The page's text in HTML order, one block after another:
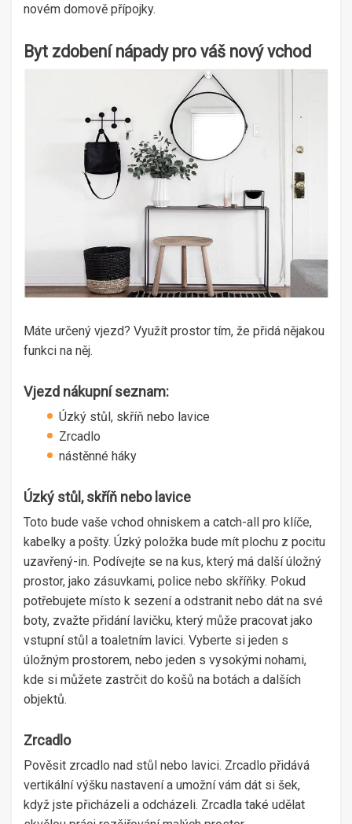
novém domově přípojky.
Byt zdobení nápady pro váš nový vchod
Máte určený vjezd? Využít prostor tím, že přidá nějakou
funkci na něj.
Vjezd nákupní seznam:
Úzký stůl, skříň nebo lavice
Zrcadlo
nástěnné háky
Úzký stůl, skříň nebo lavice
Toto bude vaše vchod ohniskem a catch-all pro klíče,
kabelky a pošty. Úzký položka bude mít plochu z pocitu
uzavřený-in. Podívejte se na kus, který má další úložný
prostor, jako zásuvkami, police nebo skříňky. Pokud
potřebujete místo k sezení a odstranit nebo dát na své
boty, zvažte přidání lavičku, který může pracovat jako
vstupní stůl a toaletním lavici. Vyberte si jeden s
úložným prostorem, nebo jeden s vysokými nohami,
kde si můžete zastrčit do košů na botách a dalších
objektů.
Zrcadlo
Pověsit zrcadlo nad stůl nebo lavici. Zrcadlo přidává
vertikální výšku nastavení a umožní vám dát si šek,
když jste přicházeli a odcházeli. Zrcadla také udělat